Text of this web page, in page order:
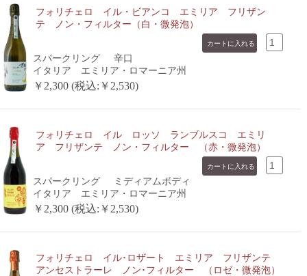
フォリチェロ イル・ビアンコ エミリア フリザン
テ ノン・フィルター（白・微発泡）
スパークリング
辛口
イタリア エミリア・ロマーニア州
￥2,300 (税込:￥2,530)
フォリチェロ イル ロッソ ランブルスコ エミリ
ア フリザンテ ノン・フィルター （赤・微発泡）
スパークリング
ミディアムボディ
イタリア エミリア・ロマーニア州
￥2,300 (税込:￥2,530)
フォリチェロ イル･ロザート エミリア フリザンテ
アンセストラーレ ノン･フィルター （ロゼ・微発泡）